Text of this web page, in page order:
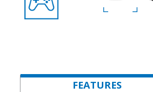
FEATURES